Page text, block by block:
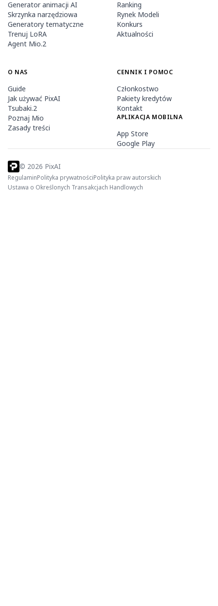
Generator animacji AI
Skrzynka narzędziowa
Generatory tematyczne
Trenuj LoRA
Agent Mio.2
Ranking
Rynek Modeli
Konkurs
Aktualności
O NAS
Guide
Jak używać PixAI
Tsubaki.2
Poznaj Mio
Zasady treści
CENNIK I POMOC
Członkostwo
Pakiety kredytów
Kontakt
APLIKACJA MOBILNA
App Store
Google Play
© 2026 PixAI
RegulaminPolityka prywatnościPolityka praw autorskich
Ustawa o Określonych Transakcjach Handlowych